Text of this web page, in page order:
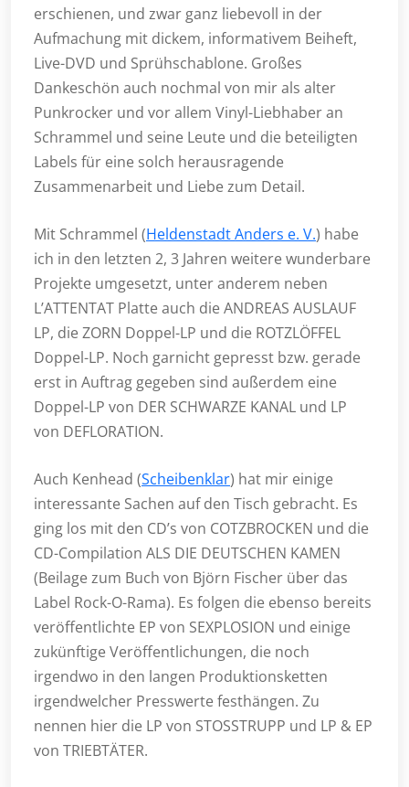
erschienen, und zwar ganz liebevoll in der
Aufmachung mit dickem, informativem Beiheft,
Live-DVD und Sprühschablone. Großes
Dankeschön auch nochmal von mir als alter
Punkrocker und vor allem Vinyl-Liebhaber an
Schrammel und seine Leute und die beteiligten
Labels für eine solch herausragende
Zusammenarbeit und Liebe zum Detail.
Mit Schrammel (Heldenstadt Anders e. V.) habe
ich in den letzten 2, 3 Jahren weitere wunderbare
Projekte umgesetzt, unter anderem neben
L’ATTENTAT Platte auch die ANDREAS AUSLAUF
LP, die ZORN Doppel-LP und die ROTZLÖFFEL
Doppel-LP. Noch garnicht gepresst bzw. gerade
erst in Auftrag gegeben sind außerdem eine
Doppel-LP von DER SCHWARZE KANAL und LP
von DEFLORATION.
Auch Kenhead (Scheibenklar) hat mir einige
interessante Sachen auf den Tisch gebracht. Es
ging los mit den CD’s von COTZBROCKEN und die
CD-Compilation ALS DIE DEUTSCHEN KAMEN
(Beilage zum Buch von Björn Fischer über das
Label Rock-O-Rama). Es folgen die ebenso bereits
veröffentlichte EP von SEXPLOSION und einige
zukünftige Veröffentlichungen, die noch
irgendwo in den langen Produktionsketten
irgendwelcher Presswerte festhängen. Zu
nennen hier die LP von STOSSTRUPP und LP & EP
von TRIEBTÄTER.